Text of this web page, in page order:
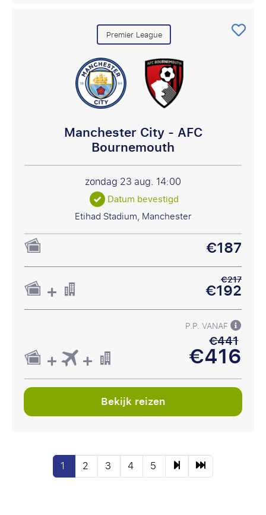
Premier League
Manchester City - AFC
Bournemouth
zondag 23 aug. 14:00
Datum bevestigd
Etihad Stadium, Manchester
€187
€217
€192
P.P. VANAF
€441
€416
Bekijk reizen
1 2 3 4 5